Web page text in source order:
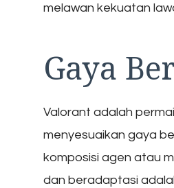
melawan kekuatan
Gaya
Valorant adalah
menyesuaikan gaya
komposisi agen atau
dan beradaptasi